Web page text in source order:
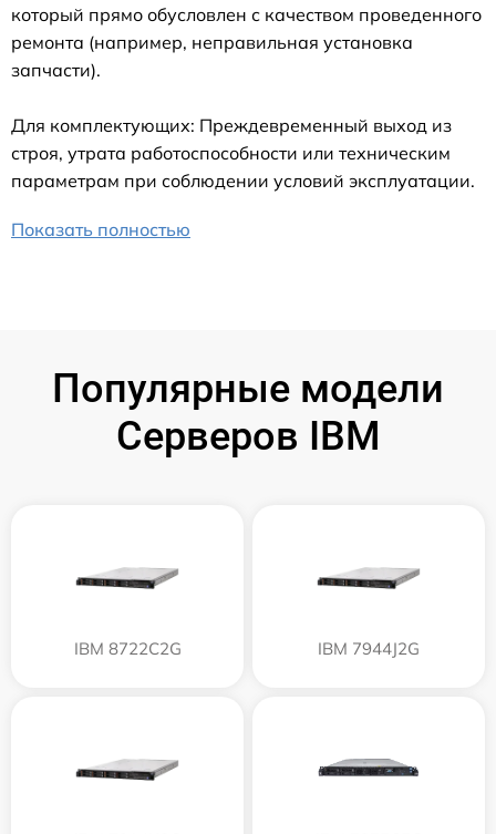
который прямо обусловлен с качеством проведенного
ремонта (например, неправильная установка
запчасти).
Для комплектующих: Преждевременный выход из
строя, утрата работоспособности или техническим
параметрам при соблюдении условий эксплуатации.
Показать полностью
Популярные модели
Серверов IBM
IBM 8722C2G IBM 7944J2G